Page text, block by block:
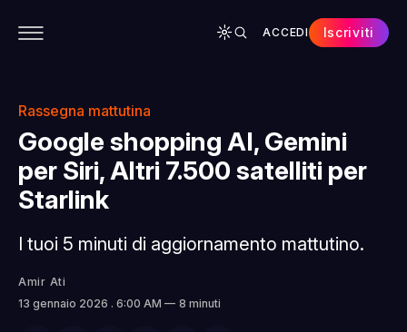
ACCEDI Iscriviti
Rassegna mattutina
Google shopping AI, Gemini
per Siri, Altri 7.500 satelliti per
Starlink
I tuoi 5 minuti di aggiornamento mattutino.
Amir Ati
13 gennaio 2026 . 6:00 AM 8 minuti